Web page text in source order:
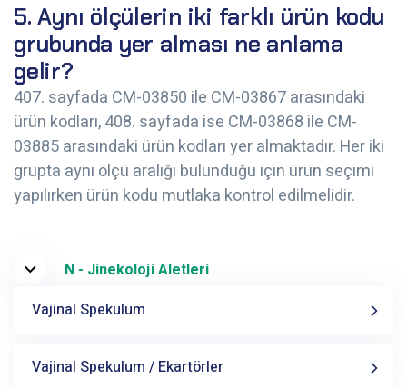
5. Aynı ölçülerin iki farklı ürün kodu
grubunda yer alması ne anlama
gelir?
407. sayfada CM-03850 ile CM-03867 arasındaki
ürün kodları, 408. sayfada ise CM-03868 ile CM-
03885 arasındaki ürün kodları yer almaktadır. Her iki
grupta aynı ölçü aralığı bulunduğu için ürün seçimi
yapılırken ürün kodu mutlaka kontrol edilmelidir.
N - Jinekoloji Aletleri
Vajinal Spekulum
Vajinal Spekulum / Ekartörler